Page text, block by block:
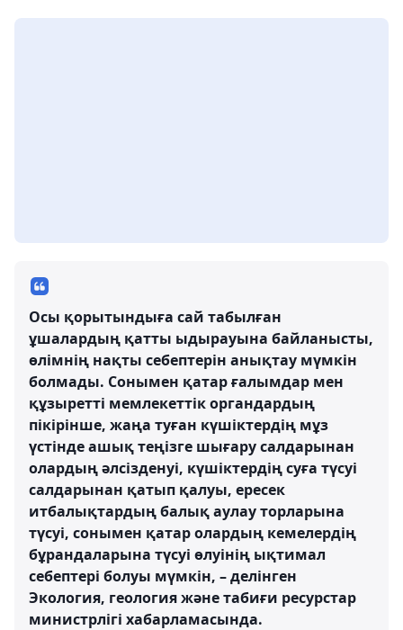
Осы қорытындыға сай табылған
ұшалардың қатты ыдырауына байланысты,
өлімнің нақты себептерін анықтау мүмкін
болмады. Сонымен қатар ғалымдар мен
құзыретті мемлекеттік органдардың
пікірінше, жаңа туған күшіктердің мұз
үстінде ашық теңізге шығару салдарынан
олардың әлсізденуі, күшіктердің суға түсуі
салдарынан қатып қалуы, ересек
итбалықтардың балық аулау торларына
түсуі, сонымен қатар олардың кемелердің
бұрандаларына түсуі өлуінің ықтимал
себептері болуы мүмкін, – делінген
Экология, геология және табиғи ресурстар
министрлігі хабарламасында.